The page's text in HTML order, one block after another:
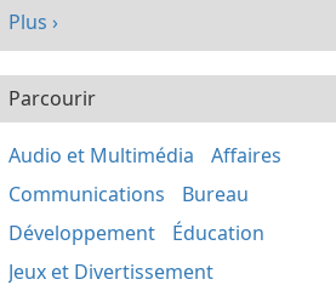
Plus ›
Parcourir
Audio et Multimédia
Affaires
Communications
Bureau
Développement
Éducation
Jeux et Divertissement